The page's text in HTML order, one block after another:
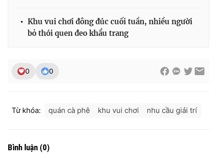
Khu vui chơi đông đúc cuối tuần, nhiều người
bỏ thói quen đeo khẩu trang
0 0
Từ khóa: quán cà phê khu vui chơi nhu cầu giải trí
Bình luận (0)